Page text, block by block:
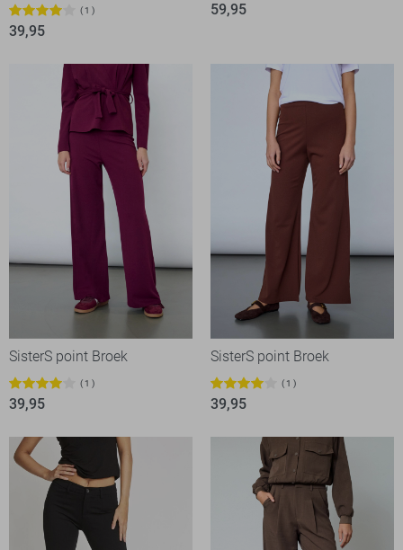
1
39,95
59,95
SisterS point Broek
1
39,95
SisterS point Broek
1
39,95